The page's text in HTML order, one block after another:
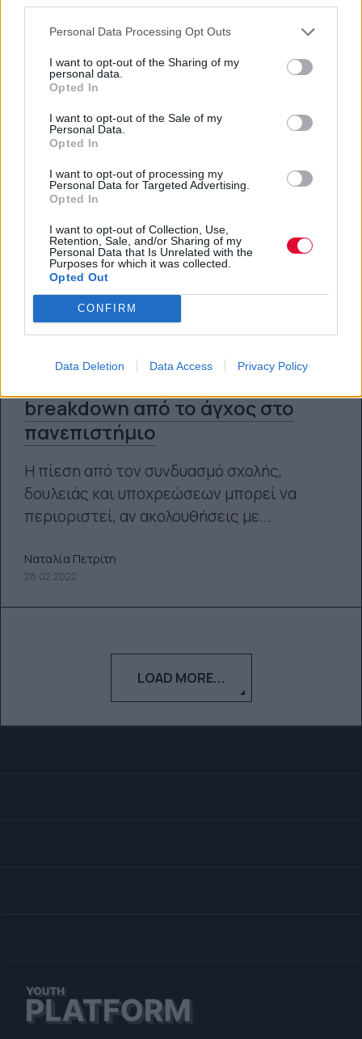
Personal Data Processing Opt Outs
I want to opt-out of the Sharing of my
personal data.
Opted In
I want to opt-out of the Sale of my
Personal Data.
Opted In
I want to opt-out of processing my
Personal Data for Targeted Advertising.
Opted In
I want to opt-out of Collection, Use,
Retention, Sale, and/or Sharing of my
Personal Data that Is Unrelated with the
Purposes for which it was collected.
Opted Out
CONFIRM
Data Deletion Data Access Privacy Policy
καθοριστικές της ζωής...
Ναταλία Πετρίτη
03.03.2022
breakdown από το άγχος στο
πανεπιστήμιο
Η πίεση από τον συνδυασμό σχολής,
δουλειάς και υποχρεώσεων μπορεί να
περιοριστεί, αν ακολουθήσεις με...
Ναταλία Πετρίτη
28.02.2022
LOAD MORE...